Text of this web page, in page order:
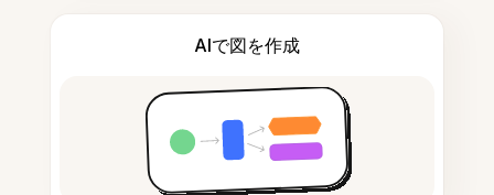
AIで図を作成